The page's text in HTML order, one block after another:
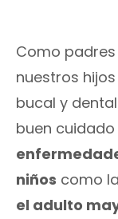
Como
nuestros
bucal y
buen
niños como
el adulto